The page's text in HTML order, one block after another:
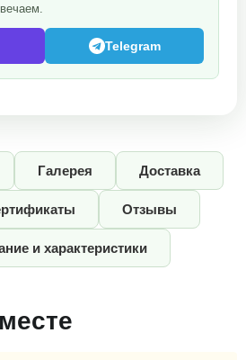
Telegram
Галерея Доставка
Отзывы
и характеристики